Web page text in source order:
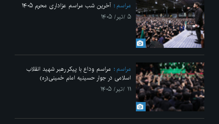
مراسم
آخرین شب مراسم عزاداری محرم ۱۴۰۵
۵ /تیر/ ۱۴۰۵
مراسم
مراسم وداع با پیکر رهبر شهید انقلاب
اسلامی در جوار حسینیه امام خمینی(ره)
۱۱ /تیر/ ۱۴۰۵